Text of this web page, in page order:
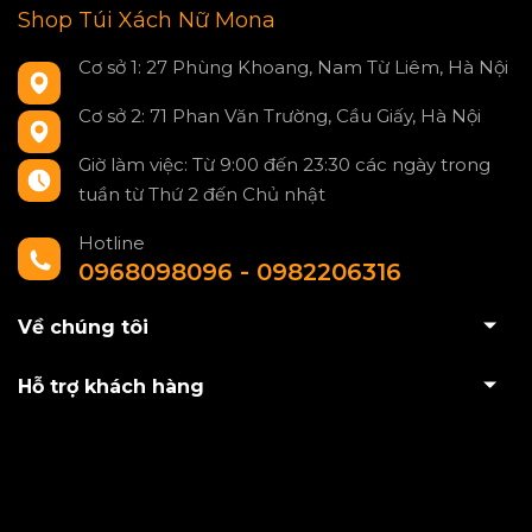
Shop Túi Xách Nữ Mona
Cơ sở 1: 27 Phùng Khoang, Nam Từ Liêm, Hà Nội
Cơ sở 2: 71 Phan Văn Trường, Cầu Giấy, Hà Nội
Giờ làm việc: Từ 9:00 đến 23:30 các ngày trong
tuần từ Thứ 2 đến Chủ nhật
Hotline
0968098096 - 0982206316
Về chúng tôi
Hỗ trợ khách hàng